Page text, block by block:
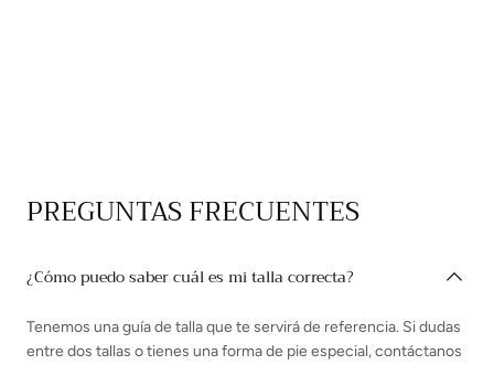
PREGUNTAS FRECUENTES
¿Cómo puedo saber cuál es mi talla correcta?
Tenemos una guía de talla que te servirá de referencia. Si dudas
entre dos tallas o tienes una forma de pie especial, contáctanos